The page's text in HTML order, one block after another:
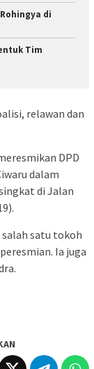
di
Tim
relawan dan
DPD
dalam
di Jalan
satu tokoh
Ia juga